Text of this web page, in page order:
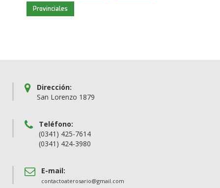
Provinciales
Dirección:
San Lorenzo 1879
Teléfono:
(0341) 425-7614
(0341) 424-3980
E-mail:
contactoaterosario@gmail.com